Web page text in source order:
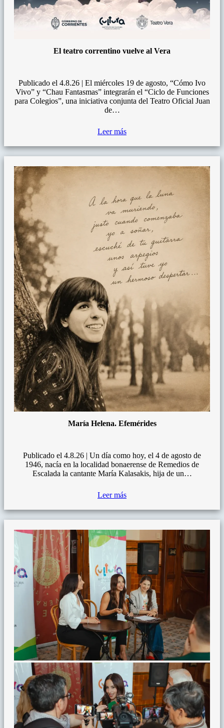
El teatro correntino vuelve al Vera
Publicado el 4.8.26 | El miércoles 19 de agosto, “Cómo Ivo
Vivo” y “Chau Fantasmas” integrarán el “Ciclo de Funciones
para Colegios”, una iniciativa conjunta del Teatro Oficial Juan
de…
Leer más
María Helena. Efemérides
Publicado el 4.8.26 | Un día como hoy, el 4 de agosto de
1946, nacía en la localidad bonaerense de Remedios de
Escalada la cantante María Kalasakis, hija de un…
Leer más